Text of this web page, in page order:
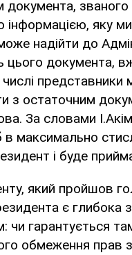
інформацією, яку
надійти до
цього документа,
представники
з остаточним
За словами
максимально
і буде
який пройшов
є глибока
гарантується
обмеження прав